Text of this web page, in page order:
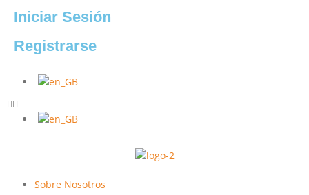
Iniciar Sesión
Registrarse
Sobre Nosotros